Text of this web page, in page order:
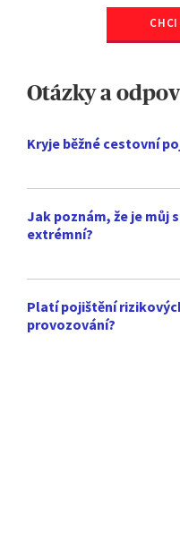
Otázky a
Kryje běžné cestovní
Jak poznám, že je můj
extrémní?
Platí pojištění
provozování?